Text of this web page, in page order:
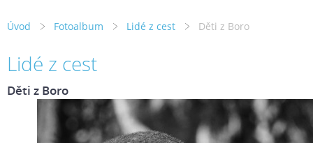
Úvod Fotoalbum Lidé z cest Děti z Boro
Lidé z cest
Děti z Boro